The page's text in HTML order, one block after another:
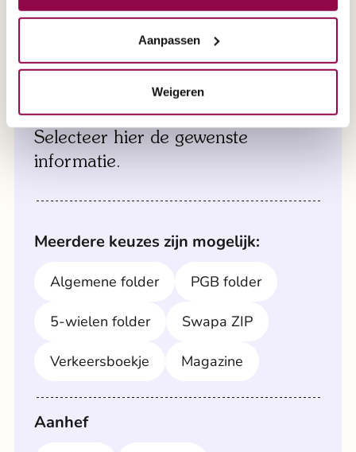
Aanpassen
Weigeren
maakt. Onze deskundige medewerkers brengen
de scootmobiel naar u toe en zorgen ervoor dat
alles klaarstaat voor een grondige test.
Maak direct een afspraak via 0800 2020 of
maak direct een afspraak via formulier '
afspraak aan huis'.
brochure aanvragen
Een brochure aanvragen?
Selecteer hier de gewenste
informatie.
Meerdere keuzes zijn mogelijk:
Algemene folder PGB folder
5-wielen folder Swapa ZIP
Verkeersboekje Magazine
Aanhef